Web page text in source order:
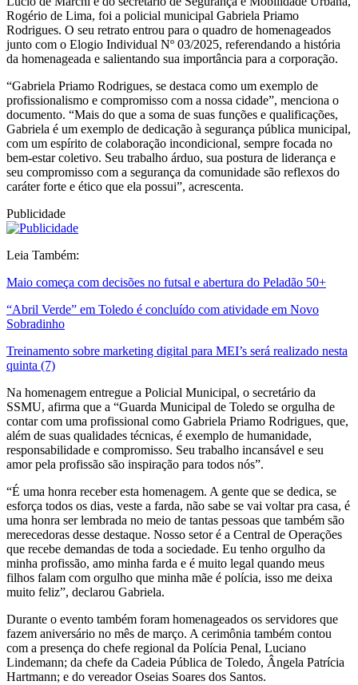
Rogério de Lima, foi a policial municipal Gabriela Priamo
Rodrigues. O seu retrato entrou para o quadro de homenageados
junto com o Elogio Individual Nº 03/2025, referendando a história
da homenageada e salientando sua importância para a corporação.
“Gabriela Priamo Rodrigues, se destaca como um exemplo de
profissionalismo e compromisso com a nossa cidade”, menciona o
documento. “Mais do que a soma de suas funções e qualificações,
Gabriela é um exemplo de dedicação à segurança pública municipal,
com um espírito de colaboração incondicional, sempre focada no
bem-estar coletivo. Seu trabalho árduo, sua postura de liderança e
seu compromisso com a segurança da comunidade são reflexos do
caráter forte e ético que ela possui”, acrescenta.
Publicidade
Leia Também:
Maio começa com decisões no futsal e abertura do Peladão 50+
“Abril Verde” em Toledo é concluído com atividade em Novo
Sobradinho
Treinamento sobre marketing digital para MEI’s será realizado nesta
quinta (7)
Na homenagem entregue a Policial Municipal, o secretário da
SSMU, afirma que a “Guarda Municipal de Toledo se orgulha de
contar com uma profissional como Gabriela Priamo Rodrigues, que,
além de suas qualidades técnicas, é exemplo de humanidade,
responsabilidade e compromisso. Seu trabalho incansável e seu
amor pela profissão são inspiração para todos nós”.
“É uma honra receber esta homenagem. A gente que se dedica, se
esforça todos os dias, veste a farda, não sabe se vai voltar pra casa, é
uma honra ser lembrada no meio de tantas pessoas que também são
merecedoras desse destaque. Nosso setor é a Central de Operações
que recebe demandas de toda a sociedade. Eu tenho orgulho da
minha profissão, amo minha farda e é muito legal quando meus
filhos falam com orgulho que minha mãe é polícia, isso me deixa
muito feliz”, declarou Gabriela.
Durante o evento também foram homenageados os servidores que
fazem aniversário no mês de março. A cerimônia também contou
com a presença do chefe regional da Polícia Penal, Luciano
Lindemann; da chefe da Cadeia Pública de Toledo, Ângela Patrícia
Hartmann; e do vereador Oseias Soares dos Santos.